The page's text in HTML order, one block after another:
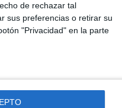
de rechazar tal
sus preferencias o retirar su
"Privacidad" en la parte